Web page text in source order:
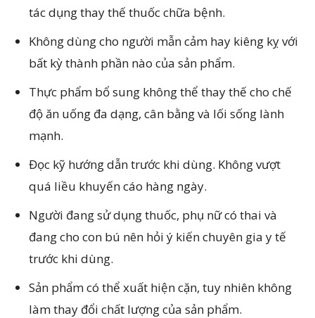
tác dụng thay thế thuốc chữa bệnh.
Không dùng cho người mẫn cảm hay kiêng kỵ với
bất kỳ thành phần nào của sản phẩm.
Thực phẩm bổ sung không thể thay thế cho chế
độ ăn uống đa dạng, cân bằng và lối sống lành
mạnh.
Đọc kỹ hướng dẫn trước khi dùng. Không vượt
quá liều khuyến cáo hàng ngày.
Người đang sử dụng thuốc, phụ nữ có thai và
đang cho con bú nên hỏi ý kiến chuyên gia y tế
trước khi dùng.
Sản phẩm có thể xuất hiện cặn, tuy nhiên không
làm thay đổi chất lượng của sản phẩm.